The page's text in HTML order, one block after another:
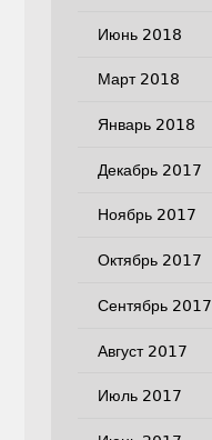
Июнь 2018
Март 2018
Январь 2018
Декабрь 2017
Ноябрь 2017
Октябрь 2017
Сентябрь 2017
Август 2017
Июль 2017